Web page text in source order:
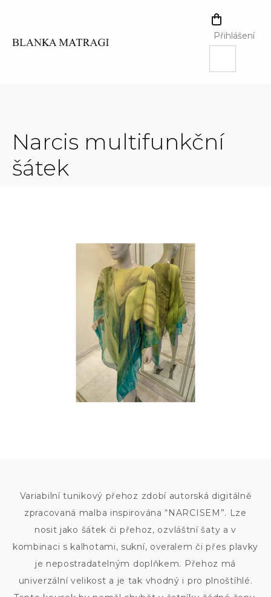
NÁKUPNÍ
KOŠÍK
Přihlášení
Narcis multifunkční
šátek
Variabilní tunikový přehoz zdobí autorská digitálně
zpracovaná malba inspirována “NARCISEM”. Lze
nosit jako šátek či přehoz, ozvláštní šaty a v
kombinaci s kalhotami, sukní, overalem či přes plavky
je nepostradatelným doplňkem. Přehoz má
univerzální velikost a je tak vhodný i pro plnoštíhlé.